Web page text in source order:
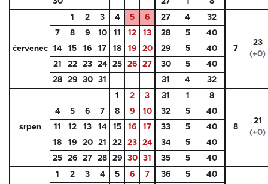
červenec
1 2 3 4 5 6 27 4 32
7
23
(+0)
7 8 9 10 11 12 13 28 5
40
14
15 16 17 18 19 20 29 5
40
21
22 23 24 25 26 27 30 5
40
28
29 30 31 31 4 32
srpen
1 2 3 31 1 8
8
21
(+0)
4 5 6 7 8 9 10 32 5
40
11
12 13 14 15 16 17 33 5
40
18
19 20 21 22 23 24 34 5
40
25
26 27 28 29 30 31 35 5 40
1 2 3 4 5 6 7 36 5 40